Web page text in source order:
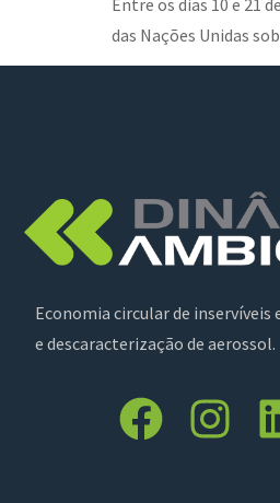
Entre os dias 10 e 21
das Nações Unidas
Economia circular de inservíveis
e descaracterização de aerossol.